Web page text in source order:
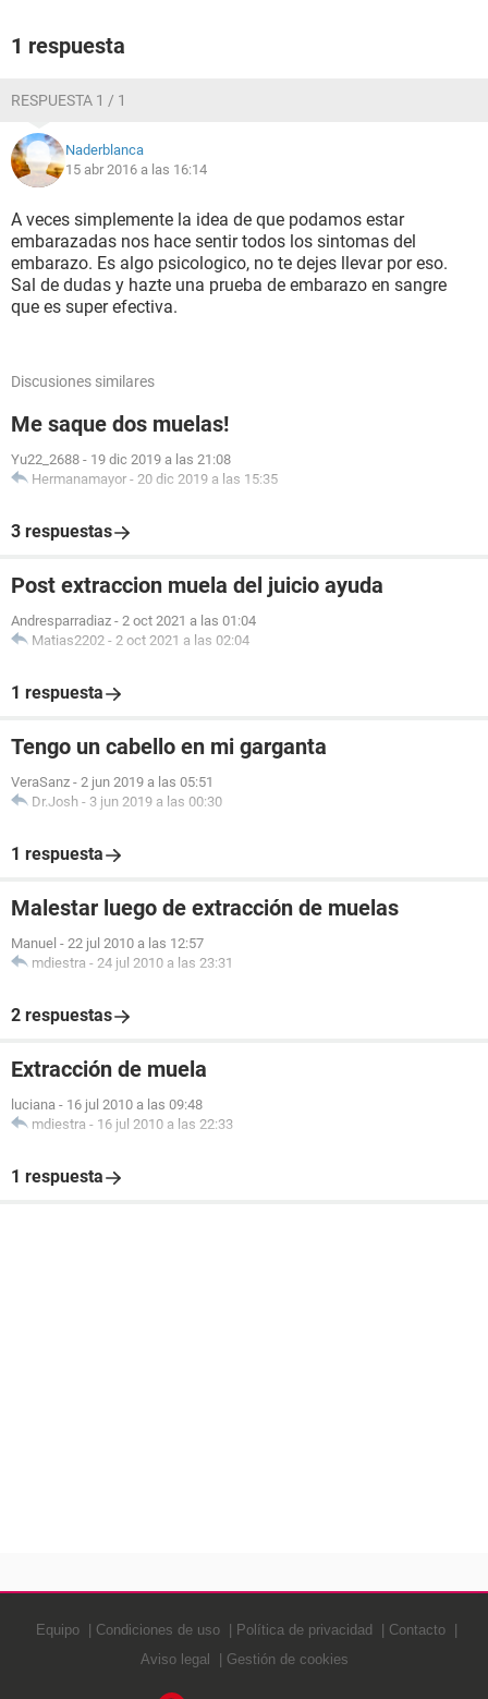
1 respuesta
RESPUESTA 1 / 1
Naderblanca
15 abr 2016 a las 16:14
A veces simplemente la idea de que podamos estar
embarazadas nos hace sentir todos los sintomas del
embarazo. Es algo psicologico, no te dejes llevar por eso.
Sal de dudas y hazte una prueba de embarazo en sangre
que es super efectiva.
Discusiones similares
Me saque dos muelas!
Yu22_2688 - 19 dic 2019 a las 21:08
Hermanamayor - 20 dic 2019 a las 15:35
3 respuestas
Post extraccion muela del juicio ayuda
Andresparradiaz - 2 oct 2021 a las 01:04
Matias2202 - 2 oct 2021 a las 02:04
1 respuesta
Tengo un cabello en mi garganta
VeraSanz - 2 jun 2019 a las 05:51
Dr.Josh - 3 jun 2019 a las 00:30
1 respuesta
Malestar luego de extracción de muelas
Manuel - 22 jul 2010 a las 12:57
mdiestra - 24 jul 2010 a las 23:31
2 respuestas
Extracción de muela
luciana - 16 jul 2010 a las 09:48
mdiestra - 16 jul 2010 a las 22:33
1 respuesta
Equipo Condiciones de uso Política de privacidad
Contacto
Aviso legal
Gestión de cookies